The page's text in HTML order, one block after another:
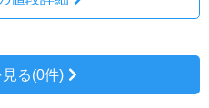
る(0件)